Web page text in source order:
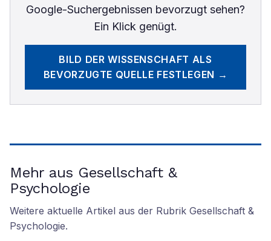
Google-Suchergebnissen bevorzugt sehen?
Ein Klick genügt.
BILD DER WISSENSCHAFT ALS
BEVORZUGTE QUELLE FESTLEGEN →
Mehr aus Gesellschaft &
Psychologie
Weitere aktuelle Artikel aus der Rubrik Gesellschaft &
Psychologie.